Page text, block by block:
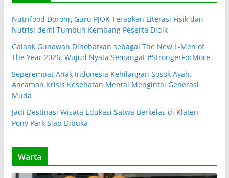
Nutrifood Dorong Guru PJOK Terapkan Literasi Fisik dan
Nutrisi demi Tumbuh Kembang Peserta Didik
Galank Gunawan Dinobatkan sebagai The New L-Men of
The Year 2026, Wujud Nyata Semangat #StrongerForMore
Seperempat Anak Indonesia Kehilangan Sosok Ayah,
Ancaman Krisis Kesehatan Mental Mengintai Generasi
Muda
Jadi Destinasi Wisata Edukasi Satwa Berkelas di Klaten,
Pony Park Siap Dibuka
Warta